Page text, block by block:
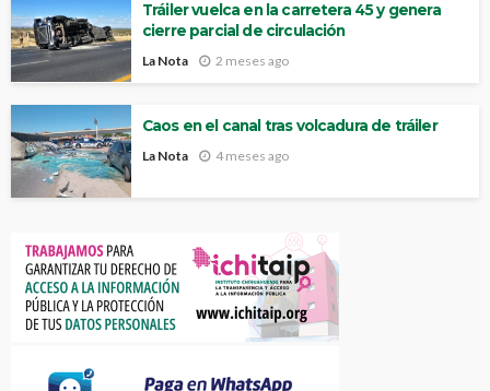
Tráiler vuelca en la carretera 45 y genera
cierre parcial de circulación
La Nota 2 meses ago
Caos en el canal tras volcadura de tráiler
La Nota 4 meses ago